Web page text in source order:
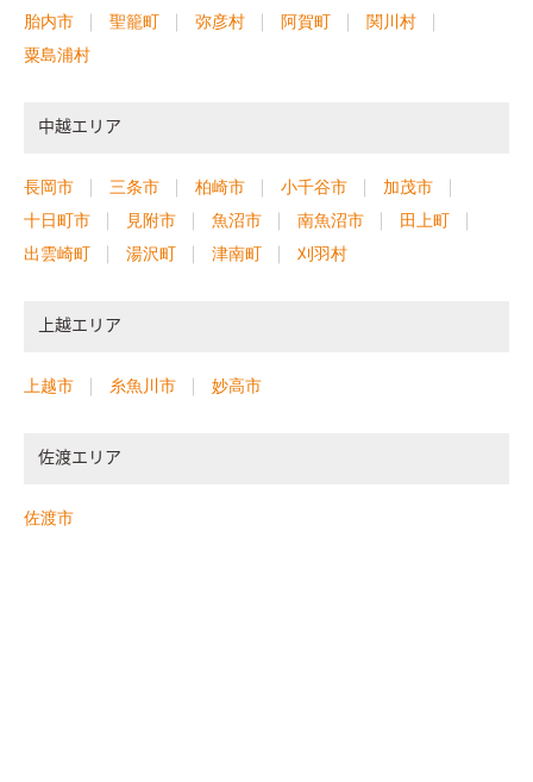
胎内市
聖籠町 弥彦村 阿賀町
関川村
粟島浦村
中越エリア
長岡市 三条市 柏崎市 小千谷市
加茂市
十日町市
見附市 魚沼市 南魚沼市
田上町
出雲崎町
湯沢町 津南町 刈羽村
上越エリア
上越市 糸魚川市 妙高市
佐渡エリア
佐渡市